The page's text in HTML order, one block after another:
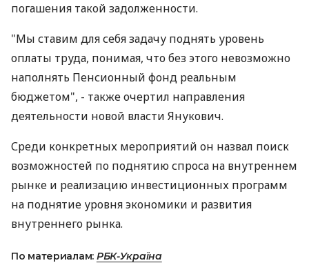
погашения такой задолженности.
"Мы ставим для себя задачу поднять уровень
оплаты труда, понимая, что без этого невозможно
наполнять Пенсионный фонд реальным
бюджетом", - также очертил направления
деятельности новой власти Янукович.
Среди конкретных мероприятий он назвал поиск
возможностей по поднятию спроса на внутреннем
рынке и реализацию инвестиционных программ
на поднятие уровня экономики и развития
внутреннего рынка.
По материалам: РБК-Україна